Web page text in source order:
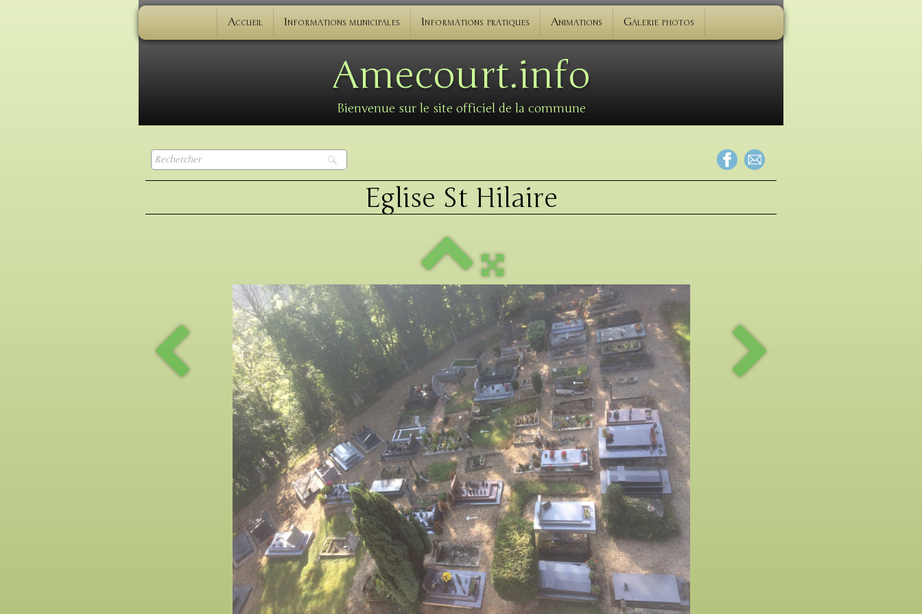
Accueil Informations municipales Informations pratiques Animations Galerie photos
Amecourt.info
Bienvenue sur le site officiel de la commune
Eglise St Hilaire